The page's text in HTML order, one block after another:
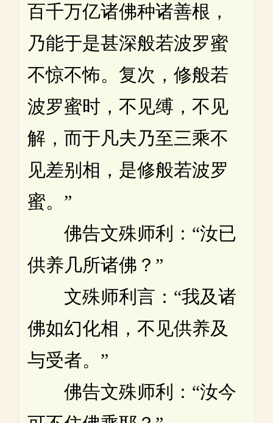
百千万亿诸佛种诸善根，
乃能于是甚深般若波罗蜜
不惊不怖。复次，修般若
波罗蜜时，不见缚，不见
解，而于凡夫乃至三乘不
见差别相，是修般若波罗
蜜。”
佛告文殊师利：“汝已
供养几所诸佛？”
文殊师利言：“我及诸
佛如幻化相，不见供养及
与受者。”
佛告文殊师利：“汝今